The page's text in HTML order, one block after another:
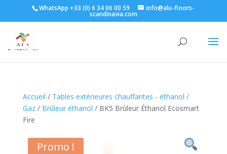
WhatsApp +33 (0) 6 34 06 00 59 info@alu-floors-
scandinavia.com
Accueil / Tables extérieures chauffantes - éthanol /
Gaz/ Brûleur éthanol / BK5 Brûleur Éthanol Ecosmart
Fire
Promo !